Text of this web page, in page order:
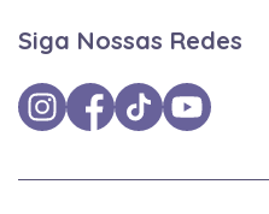
Siga Nossas Redes